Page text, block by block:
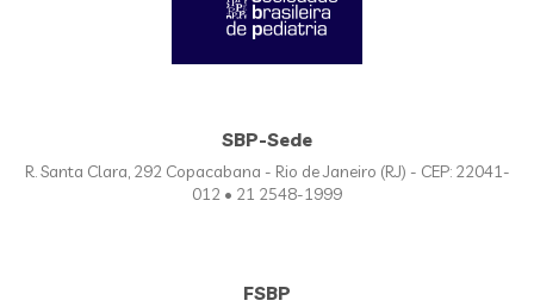
SBP-Sede
R. Santa Clara, 292 Copacabana - Rio de Janeiro (RJ) - CEP: 22041-
012 • 21 2548-1999
FSBP